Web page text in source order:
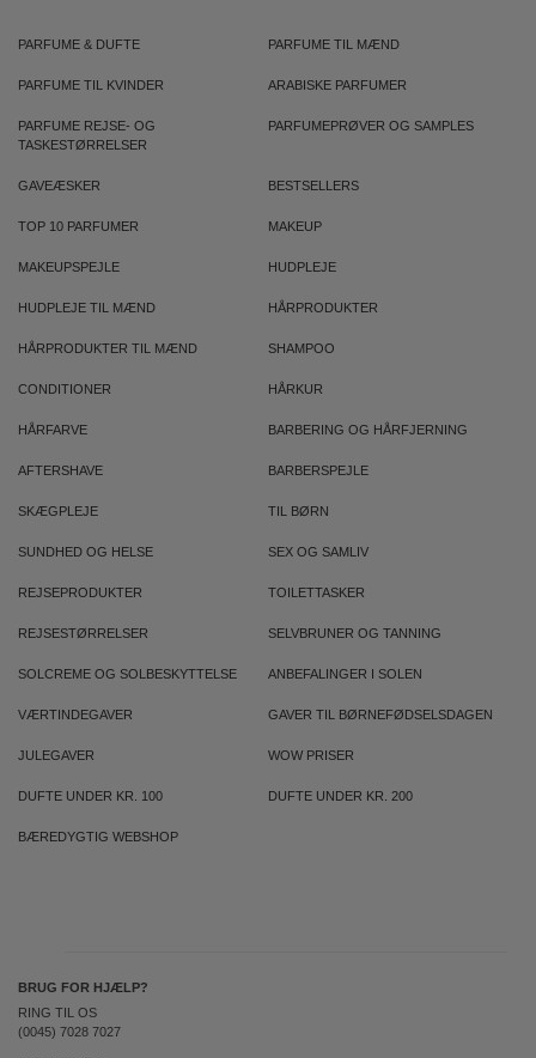
PARFUME & DUFTE PARFUME TIL MÆND
PARFUME TIL KVINDER ARABISKE PARFUMER
PARFUME REJSE- OG
TASKESTØRRELSER
PARFUMEPRØVER OG SAMPLES
GAVEÆSKER BESTSELLERS
TOP 10 PARFUMER MAKEUP
MAKEUPSPEJLE HUDPLEJE
HUDPLEJE TIL MÆND HÅRPRODUKTER
HÅRPRODUKTER TIL MÆND SHAMPOO
CONDITIONER HÅRKUR
HÅRFARVE BARBERING OG HÅRFJERNING
AFTERSHAVE BARBERSPEJLE
SKÆGPLEJE TIL BØRN
SUNDHED OG HELSE SEX OG SAMLIV
REJSEPRODUKTER TOILETTASKER
REJSESTØRRELSER SELVBRUNER OG TANNING
SOLCREME OG SOLBESKYTTELSE ANBEFALINGER I SOLEN
VÆRTINDEGAVER GAVER TIL BØRNEFØDSELSDAGEN
JULEGAVER WOW PRISER
DUFTE UNDER KR. 100 DUFTE UNDER KR. 200
BÆREDYGTIG WEBSHOP
BRUG FOR HJÆLP?
RING TIL OS
(0045) 7028 7027